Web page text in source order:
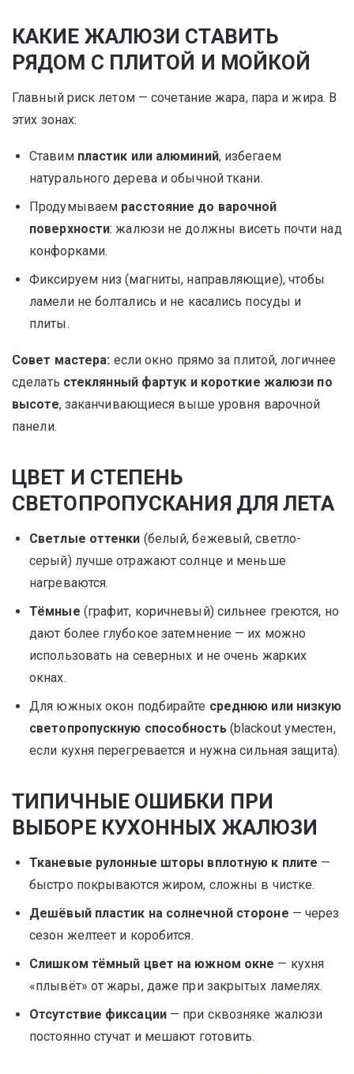
КАКИЕ ЖАЛЮЗИ СТАВИТЬ
РЯДОМ С ПЛИТОЙ И МОЙКОЙ
Главный риск летом — сочетание жара, пара и жира. В
этих зонах:
Ставим пластик или алюминий, избегаем
натурального дерева и обычной ткани.
Продумываем расстояние до варочной
поверхности: жалюзи не должны висеть почти над
конфорками.
Фиксируем низ (магниты, направляющие), чтобы
ламели не болтались и не касались посуды и
плиты.
Совет мастера: если окно прямо за плитой, логичнее
сделать стеклянный фартук и короткие жалюзи по
высоте, заканчивающиеся выше уровня варочной
панели.
ЦВЕТ И СТЕПЕНЬ
СВЕТОПРОПУСКАНИЯ ДЛЯ ЛЕТА
Светлые оттенки (белый, бежевый, светло-
серый) лучше отражают солнце и меньше
нагреваются.
Тёмные (графит, коричневый) сильнее греются, но
дают более глубокое затемнение — их можно
использовать на северных и не очень жарких
окнах.
Для южных окон подбирайте среднюю или низкую
светопропускную способность(blackout уместен,
если кухня перегревается и нужна сильная защита).
ТИПИЧНЫЕ ОШИБКИ ПРИ
ВЫБОРЕ КУХОННЫХ ЖАЛЮЗИ
Тканевые рулонные шторы вплотную к плите —
быстро покрываются жиром, сложны в чистке.
Дешёвый пластик на солнечной стороне — через
сезон желтеет и коробится.
Слишком тёмный цвет на южном окне — кухня
«плывёт» от жары, даже при закрытых ламелях.
Отсутствие фиксации— при сквозняке жалюзи
постоянно стучат и мешают готовить.